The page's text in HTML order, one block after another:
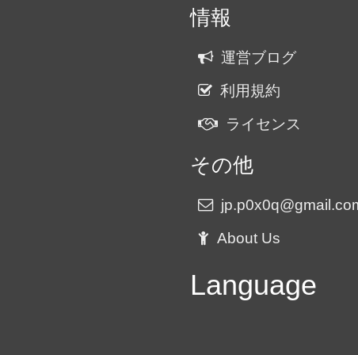
情報
運営ブログ
利用規約
ライセンス
その他
About Us
Language